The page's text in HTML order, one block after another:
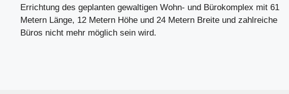
Errichtung des geplanten gewaltigen Wohn- und Bürokomplex mit 61
Metern Länge, 12 Metern Höhe und 24 Metern Breite und zahlreiche
Büros nicht mehr möglich sein wird.